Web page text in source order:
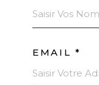
EMAIL *